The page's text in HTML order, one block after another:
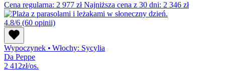
Cena regularna: 2 977 złNajniższa cena z 30 dni: 2 346 zł
4.8/6 (60 opinii)
Wypoczynek • Włochy: Sycylia
Da Peppe
2 412zł/os.